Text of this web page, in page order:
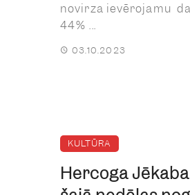
novirza ievērojamu
44% ...
03.10.2023
KULTŪRA
Hercoga